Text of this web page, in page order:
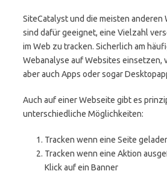
SiteCatalyst und die meisten anderen
sind dafür geeignet, eine Vielzahl
im Web zu tracken. Sicherlich am
Webanalyse auf Websites einsetzen,
aber auch Apps oder sogar
Auch auf einer Webseite gibt es
unterschiedliche Möglichkeiten:
Tracken wenn eine Seite
Tracken wenn eine Aktion
Klick auf ein Banner